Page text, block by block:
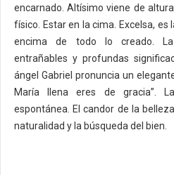
encarnado. Altísimo viene de
físico. Estar en la cima. Excelsa,
encima de todo lo creado.
entrañables y profundas
ángel Gabriel pronuncia un
María llena eres de gracia”.
espontánea. El candor de la
naturalidad y la búsqueda del bien.